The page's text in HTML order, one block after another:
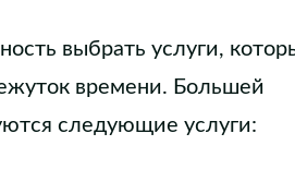
выбрать услуги,
времени. Большей
следующие услуги: